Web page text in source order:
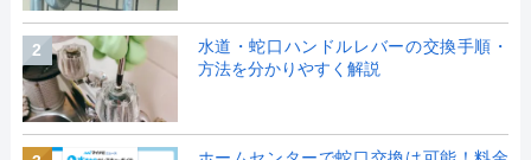
2
水道・蛇口ハンドルレバーの交換手順・
方法を分かりやすく解説